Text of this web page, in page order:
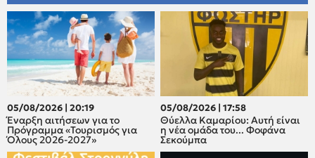
05/08/2026 | 20:19
Έναρξη αιτήσεων για το
Πρόγραμμα «Τουρισμός για
Όλους 2026-2027»
05/08/2026 | 17:58
Θύελλα Καμαρίου: Αυτή είναι
η νέα ομάδα του... Φοφάνα
Σεκούμπα